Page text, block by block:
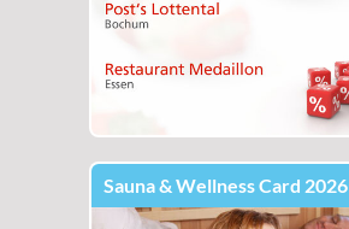
Sauna & Wellness Card 2026